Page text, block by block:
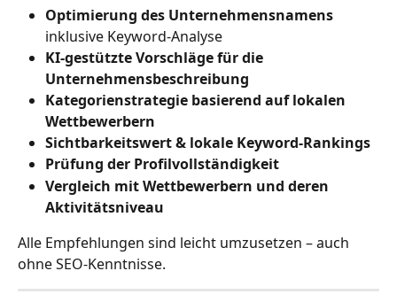
Optimierung des Unternehmensnamens
inklusive Keyword-Analyse
KI-gestützte Vorschläge für die
Unternehmensbeschreibung
Kategorienstrategie basierend auf lokalen
Wettbewerbern
Sichtbarkeitswert & lokale Keyword-Rankings
Prüfung der Profilvollständigkeit
Vergleich mit Wettbewerbern und deren
Aktivitätsniveau
Alle Empfehlungen sind leicht umzusetzen – auch
ohne SEO-Kenntnisse.